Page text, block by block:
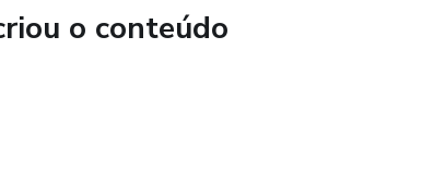
o conteúdo